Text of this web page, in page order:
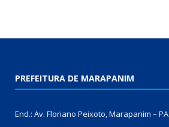
PREFEITURA DE MARAPANIM
End.: Av. Floriano Peixoto, Marapanim – PA